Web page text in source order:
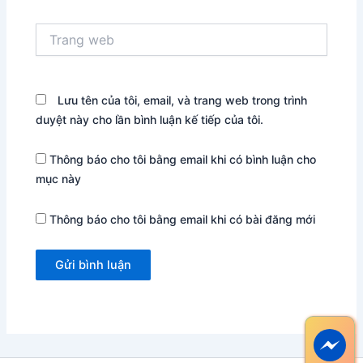
web
Lưu tên của tôi, email, và trang web trong trình
duyệt này cho lần bình luận kế tiếp của tôi.
Thông báo cho tôi bằng email khi có bình luận cho
mục này
Thông báo cho tôi bằng email khi có bài đăng mới